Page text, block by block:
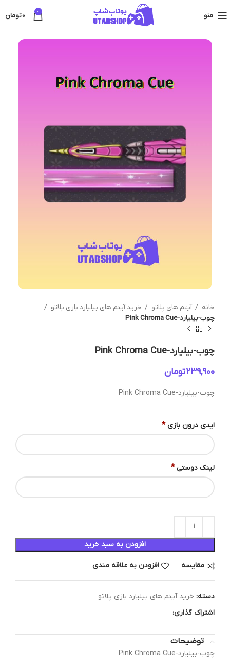
منو 0
0تومان
خانه آیتم های پلاتو
خرید آیتم های بیلیارد بازی پلاتو
چوب-بیلیارد-Pink Chroma Cue
چوب-بیلیارد-Pink Chroma Cue
تومان
چوب-بیلیارد-Pink Chroma Cue
ایدی درون بازی *
لینک دوستی *
افزودن به سبد خرید
مقایسه افزودن به علاقه مندی
دسته: خرید آیتم های بیلیارد بازی پلاتو
اشتراک گذاری:
توضیحات
چوب-بیلیارد-Pink Chroma Cue